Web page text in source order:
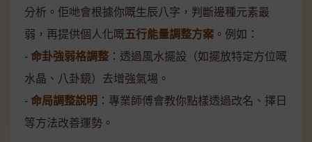
分析。佢哋會根據你嘅生辰八字，判斷邊種元素最
弱，再提供個人化嘅五行能量調整方案 。例如：
- 命卦強弱格調整 ：透過風水擺設（如擺放特定方位嘅
水晶、八卦鏡）去增強氣場。
- 命局調整說明 ：專業師傅會教你點樣透過改名、擇日
等方法改善運勢。